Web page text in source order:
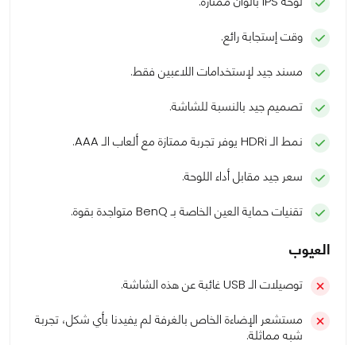
وقت إستجابة رائع.
مسند جيد لإستخدامات اللاعبين فقط.
تصميم جيد بالنسبة للشاشة.
نمط الـ HDRi يوفر تجربة ممتازة مع ألعاب الـ AAA.
سعر جيد مقابل أداء اللوحة.
تقنيات حماية العين الخاصة بـ BenQ متواجدة بقوة.
العيوب
توصيلات الـ USB غائبة عن هذه الشاشة.
مستشعر الإضاءة الخاص بالغرفة لم يفيدنا بأي شكل، تجربة
شبه مماثلة.